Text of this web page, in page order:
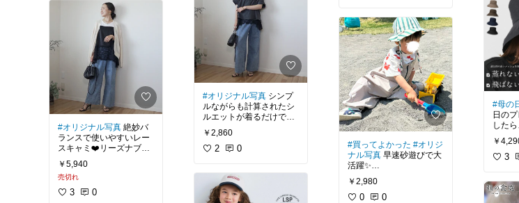
#オリジナル写真 絶妙バ
ランスで使いやすいレー
スキャミ❤️リーズナブル
お買い物をした🤭
￥5,940
売切れ
3 0
#オリジナル写真 シンプ
ルながらも計算されたシ
ルエットが着るだけでこ
なれ感を出してくれるロ
ゴT👕グレーはロゴが目
立ちすぎず大人がシック
￥2,860
2 0 #買ってよかった #オリジ
ナル写真 早速砂遊びで大
活躍✨
カラーもおしゃれで可愛
い🩷
￥2,980
0 0
#母の
日の
した
やす
らえ
されに
￥
3